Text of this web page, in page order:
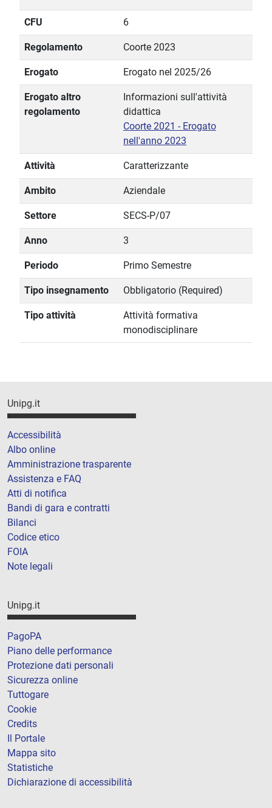
CFU 6
Regolamento Coorte 2023
Erogato Erogato nel 2025/26
Erogato altro
regolamento
Informazioni sull'attività
didattica
Coorte 2021 - Erogato
nell'anno 2023
Attività Caratterizzante
Ambito Aziendale
Settore SECS-P/07
Anno 3
Periodo Primo Semestre
Tipo insegnamento Obbligatorio (Required)
Tipo attività
Attività formativa
monodisciplinare
Unipg.it
Accessibilità
Albo online
Amministrazione trasparente
Assistenza e FAQ
Atti di notifica
Bandi di gara e contratti
Bilanci
Codice etico
FOIA
Note legali
Unipg.it
PagoPA
Piano delle performance
Protezione dati personali
Sicurezza online
Tuttogare
Cookie
Credits
Il Portale
Mappa sito
Statistiche
Dichiarazione di accessibilità